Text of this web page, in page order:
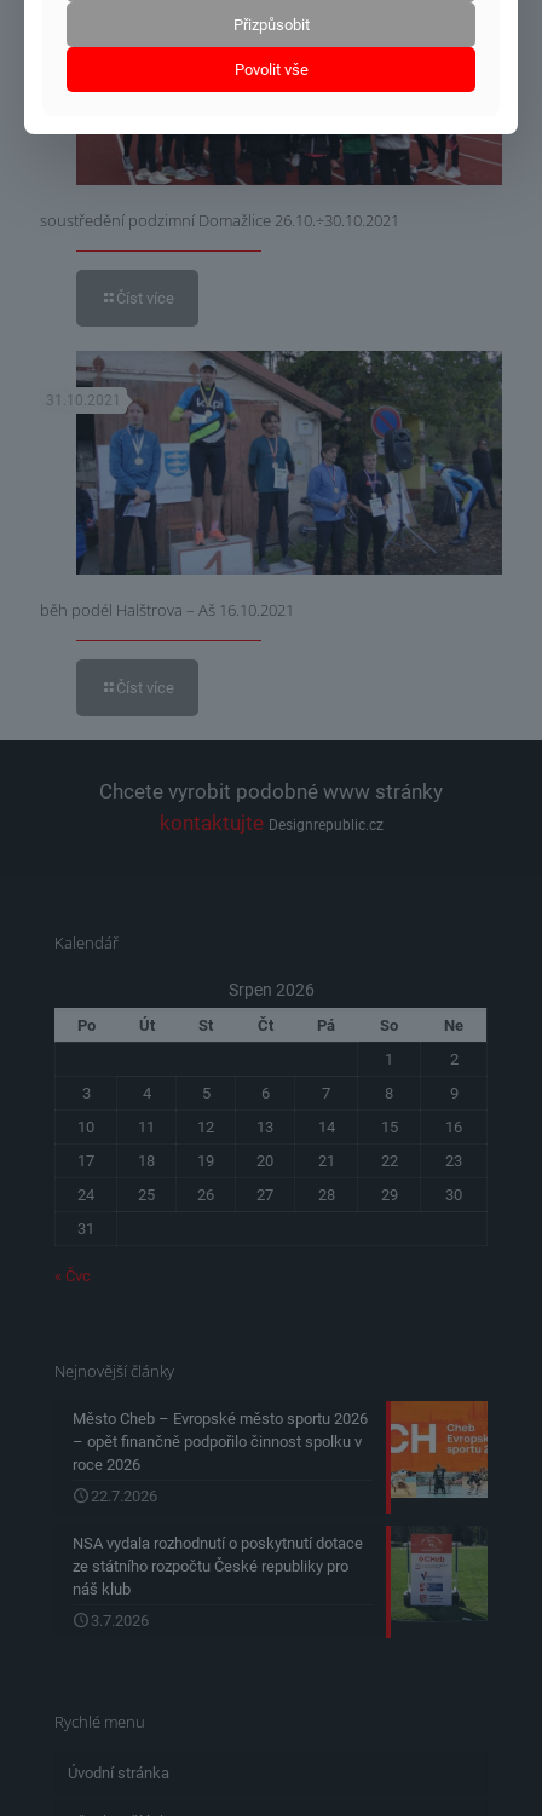
31.10.2021
soustředění podzimní Domažlice 26.10.÷30.10.2021
Číst více
31.10.2021
běh podél Halštrova – Aš 16.10.2021
Číst více
Chcete vyrobit podobné www stránky
kontaktujte Designrepublic.cz
Kalendář
Srpen 2026
Po Út St Čt Pá So
Ne
1
2
3
4 5 6 7 8
9
10
11 12 13 14 15
16
17
18 19 20 21 22
23
24
25 26 27 28 29
30
31
« Čvc
Nejnovější články
Město Cheb – Evropské město sportu 2026
– opět finančně podpořilo činnost spolku v
roce 2026
22.7.2026
NSA vydala rozhodnutí o poskytnutí dotace
ze státního rozpočtu České republiky pro
náš klub
3.7.2026
Rychlé menu
Úvodní stránka
Přizpůsobit
Povolit vše